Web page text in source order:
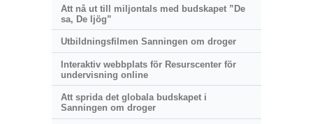
Att nå ut till miljontals med budskapet ”De
sa, De ljög”
Utbildningsfilmen Sanningen om droger
Interaktiv webbplats för Resurscenter för
undervisning online
Att sprida det globala budskapet i
Sanningen om droger